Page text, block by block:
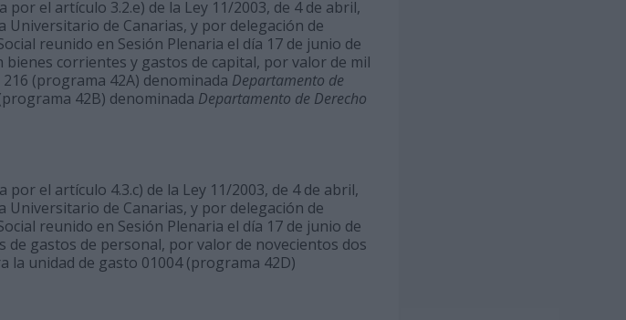
el artículo 3.2.e) de la Ley 11/2003, de 4 de abril,
Universitario de Canarias, y por delegación de
reunido en Sesión Plenaria el día 17 de junio de
corrientes y gastos de capital, por valor de mil
(programa 42A) denominada Departamento de
42B) denominada Departamento de Derecho
el artículo 4.3.c) de la Ley 11/2003, de 4 de abril,
Universitario de Canarias, y por delegación de
reunido en Sesión Plenaria el día 17 de junio de
gastos de personal, por valor de novecientos dos
la unidad de gasto 01004 (programa 42D)